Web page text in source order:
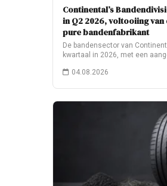
Continental’s
in Q2 2026, voltooiing
pure bandenfabrikant
De bandensector van
kwartaal in 2026, met een
04.08.2026